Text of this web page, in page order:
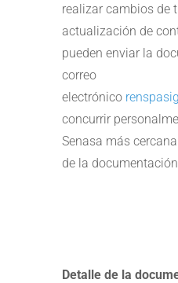
realizar cambios de
actualización de
pueden enviar la
correo
electrónico
concurrir
Senasa más
de la
Detalle de la